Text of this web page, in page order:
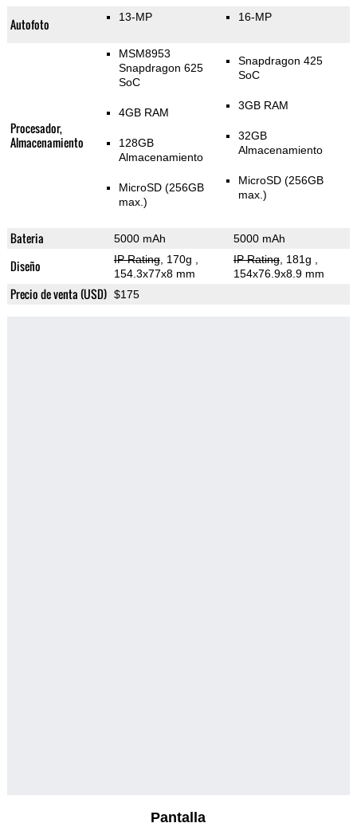
Autofoto 13-MP 16-MP
Procesador,
Almacenamiento
MSM8953
Snapdragon 625
SoC
4GB RAM
128GB
Almacenamiento
MicroSD (256GB
max.)
Snapdragon 425
SoC
3GB RAM
32GB
Almacenamiento
MicroSD (256GB
max.)
Bateria 5000 mAh 5000 mAh
Diseño IP Rating, 170g
154.3x77x8 mm
IP Rating, 181g
154x76.9x8.9 mm
Precio de venta (USD) $175
Pantalla